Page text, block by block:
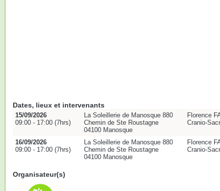
Dates, lieux et intervenants
15/09/2026
09:00 - 17:00 (7hrs)
La Soleillerie de Manosque 880
Chemin de Ste Roustagne
04100 Manosque
Florence
Cranio-
16/09/2026
09:00 - 17:00 (7hrs)
La Soleillerie de Manosque 880
Chemin de Ste Roustagne
04100 Manosque
Florence
Cranio-
Organisateur(s)